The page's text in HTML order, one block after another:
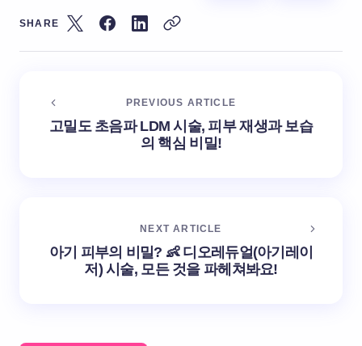
SHARE
PREVIOUS ARTICLE
고밀도 초음파 LDM 시술, 피부 재생과 보습
의 핵심 비밀!
NEXT ARTICLE
아기 피부의 비밀? 👶 디오레듀얼(아기레이
저) 시술, 모든 것을 파헤쳐봐요!